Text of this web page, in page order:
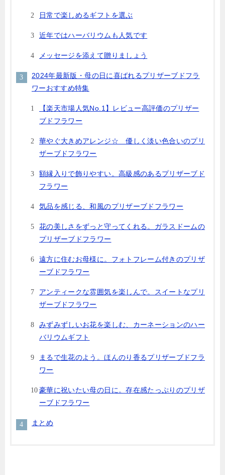
日常で楽しめるギフトを選ぶ
近年ではハーバリウムも人気です
メッセージを添えて贈りましょう
2024年最新版・母の日に喜ばれるプリザーブドフラ
ワーおすすめ特集
【楽天市場人気No.1】レビュー高評価のプリザー
ブドフラワー
華やぐ大きめアレンジ☆ 優しく淡い色合いのプリ
ザーブドフラワー
額縁入りで飾りやすい。高級感のあるプリザーブド
フラワー
気品を感じる、和風のプリザーブドフラワー
花の美しさをずっと守ってくれる。ガラスドームの
プリザーブドフラワー
遠方に住むお母様に。フォトフレーム付きのプリザ
ーブドフラワー
アンティークな雰囲気を楽しんで。スイートなプリ
ザーブドフラワー
みずみずしいお花を楽しむ、カーネーションのハー
バリウムギフト
まるで生花のよう。ほんのり香るプリザーブドフラ
ワー
豪華に祝いたい母の日に。存在感たっぷりのプリザ
ーブドフラワー
まとめ